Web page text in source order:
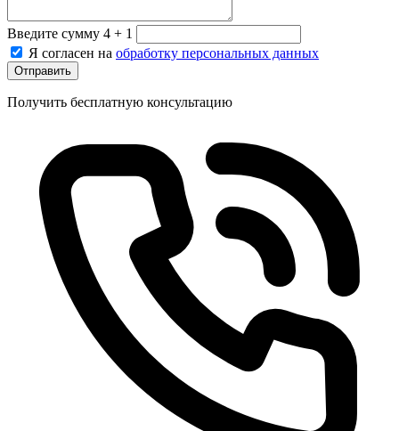
Введите сумму 4 + 1
Я согласен на обработку персональных данных
Отправить
Получить бесплатную консультацию